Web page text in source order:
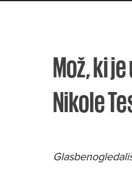
Mož, ki
Nikole